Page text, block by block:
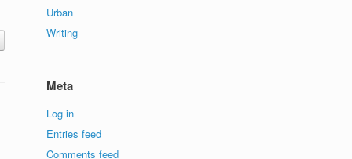
Urban
Writing
Meta
Log in
Entries feed
Comments feed